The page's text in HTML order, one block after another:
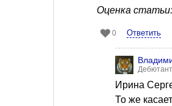
Оценка
0 Ответить
Дебютант
Ирина
То же